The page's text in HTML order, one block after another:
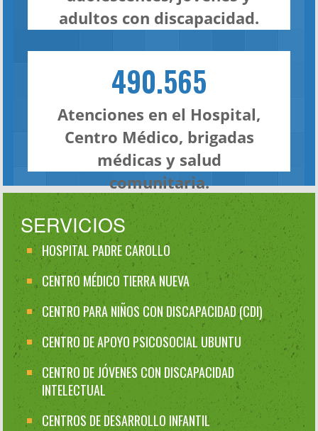
adultos con discapacidad.
490.565
Atenciones en el Hospital,
Centro Médico, brigadas
médicas y salud
comunitaria.
SERVICIOS
HOSPITAL PADRE CAROLLO
CENTRO MÉDICO TIERRA NUEVA
CENTRO PARA NIÑOS CON DISCAPACIDAD (CDI)
CENTRO DE APOYO PSICOSOCIAL UBUNTU
CENTRO DE JÓVENES CON DISCAPACIDAD
INTELECTUAL
CENTROS DE DESARROLLO INFANTIL